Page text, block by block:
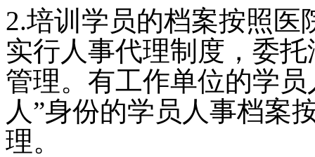
2.培训学员的档案按照医
实行人事代理制度，委
管理。有工作单位的学
人”身份的学员人事档案
理。